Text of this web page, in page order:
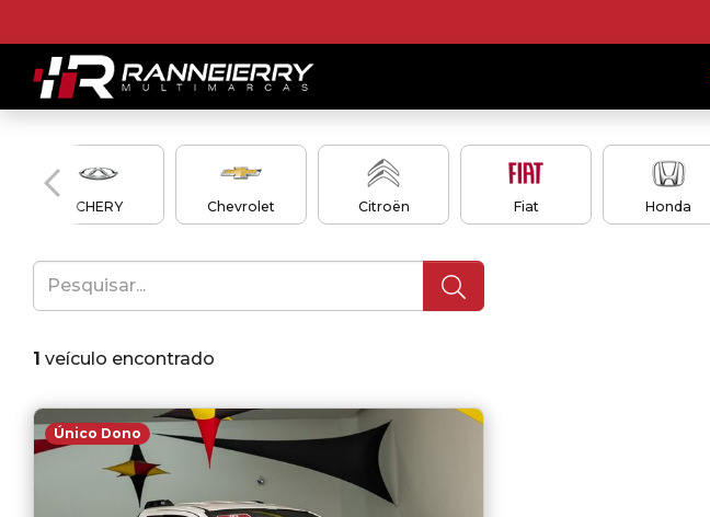
CHERY Chevrolet Citroën Fiat Honda
1 veículo encontrado
Único Dono